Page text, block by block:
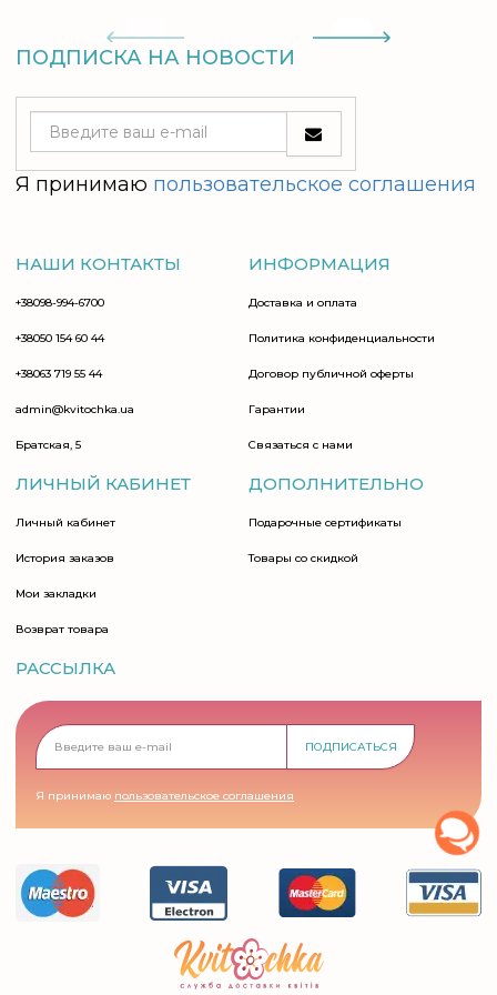
ПОДПИСКА НА НОВОСТИ
Я принимаю пользовательское соглашения
НАШИ КОНТАКТЫ
+38098-994-6700
+38050 154 60 44
+38063 719 55 44
admin@kvitochka.ua
Братская, 5
ИНФОРМАЦИЯ
Доставка и оплата
Политика конфиденциальности
Договор публичной оферты
Гарантии
Связаться с нами
ЛИЧНЫЙ КАБИНЕТ
Личный кабинет
История заказов
Мои закладки
Возврат товара
ДОПОЛНИТЕЛЬНО
Подарочные сертификаты
Товары со скидкой
РАССЫЛКА
ПОДПИСАТЬСЯ
Я принимаю пользовательское соглашения